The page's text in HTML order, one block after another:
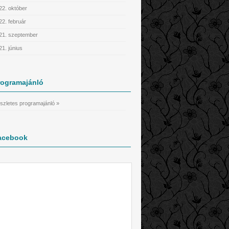
október
február
szeptember
június
programajánló »